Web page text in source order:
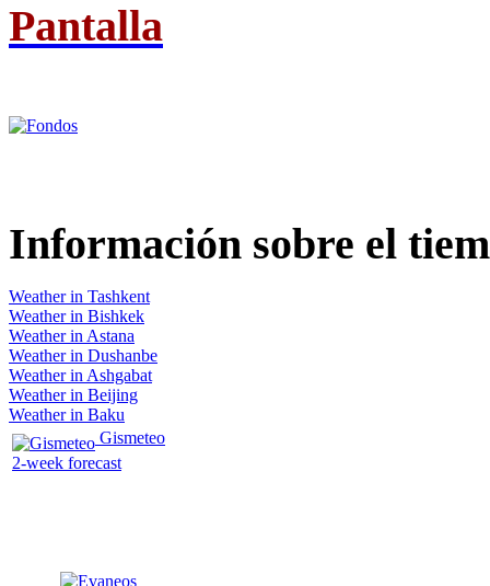
Pantalla
Información sobre el
Weather in Tashkent
Weather in Bishkek
Weather in Astana
Weather in Dushanbe
Weather in Ashgabat
Weather in Beijing
Weather in Baku
Gismeteo
2-week forecast